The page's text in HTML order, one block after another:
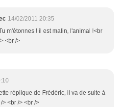
14/02/2011 20:35
m'étonnes ! il est malin, l'animal !<br
<br />
réplique de Frédéric, il va de suite à
> <br /> <br />